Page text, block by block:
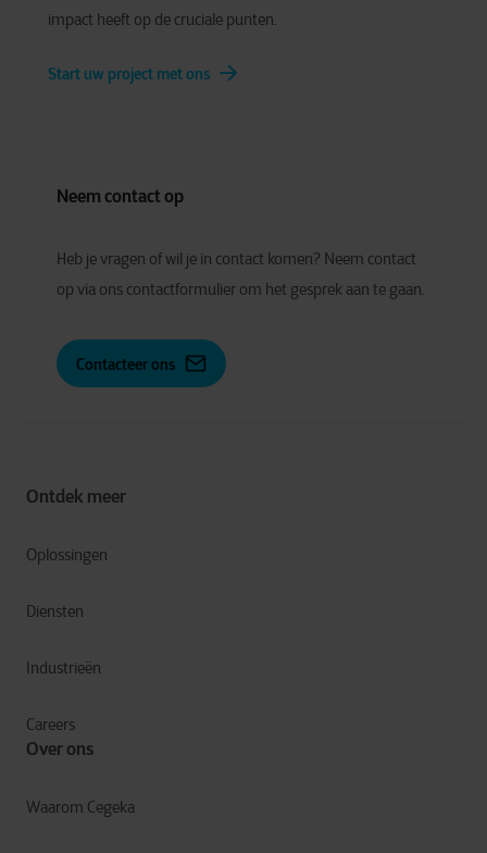
impact heeft op de cruciale punten.
Start uw project met ons
Ontdek meer
Oplossingen
Diensten
Industrieën
Careers
Over ons
Waarom Cegeka
Neem contact op
Heb je vragen of wil je in contact komen? Neem contact
op via ons contactformulier om het gesprek aan te gaan.
Contacteer ons